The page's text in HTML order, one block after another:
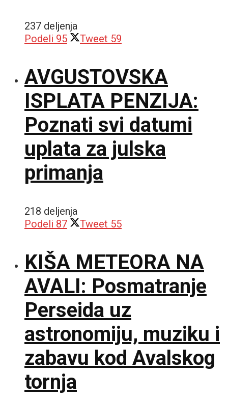
237 deljenja
Podeli 95 Tweet 59
AVGUSTOVSKA
ISPLATA PENZIJA:
Poznati svi datumi
uplata za julska
primanja
218 deljenja
Podeli 87 Tweet 55
KIŠA METEORA NA
AVALI: Posmatranje
Perseida uz
astronomiju, muziku i
zabavu kod Avalskog
tornja